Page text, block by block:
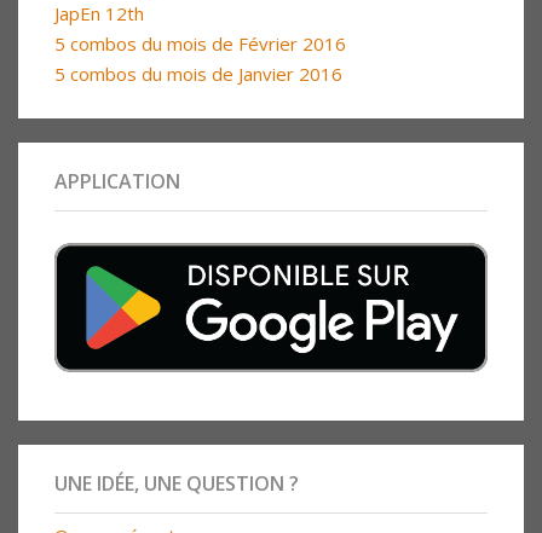
JapEn 12th
5 combos du mois de Février 2016
5 combos du mois de Janvier 2016
APPLICATION
UNE IDÉE, UNE QUESTION ?